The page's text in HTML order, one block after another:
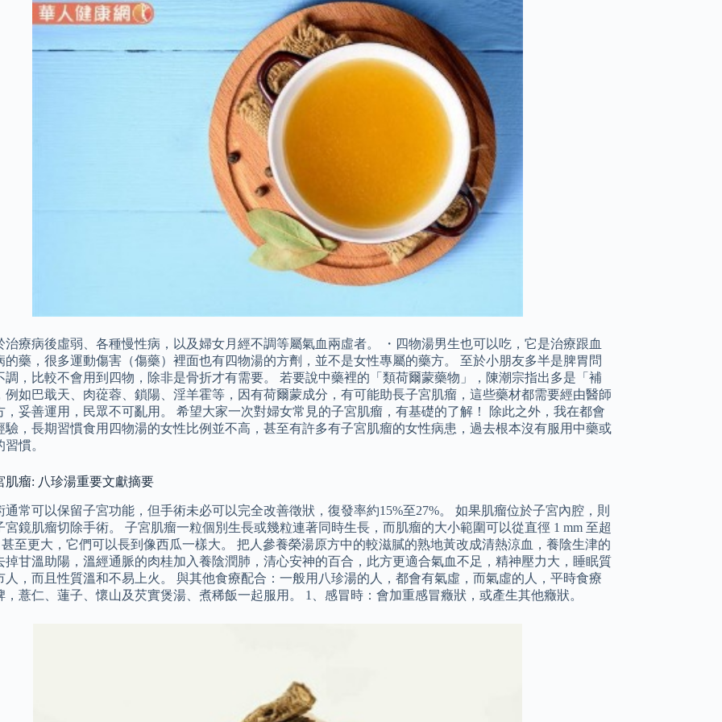
治療病後虛弱、各種慢性病，以及婦女月經不調等屬氣血兩虛者。 ・四物湯男生也可以吃，它是治療跟血
的藥，很多運動傷害（傷藥）裡面也有四物湯的方劑，並不是女性專屬的藥方。 至於小朋友多半是脾胃問
調，比較不會用到四物，除非是骨折才有需要。 若要說中藥裡的「類荷爾蒙藥物」，陳潮宗指出多是「補
例如巴戢天、肉蓯蓉、鎖陽、淫羊霍等，因有荷爾蒙成分，有可能助長子宮肌瘤，這些藥材都需要經由醫師
，妥善運用，民眾不可亂用。 希望大家一次對婦女常見的子宮肌瘤，有基礎的了解！ 除此之外，我在都會
驗，長期習慣食用四物湯的女性比例並不高，甚至有許多有子宮肌瘤的女性病患，過去根本沒有服用中藥或
慣。
肌瘤: 八珍湯重要文獻摘要
通常可以保留子宮功能，但手術未必可以完全改善徵狀，復發率約15%至27%。 如果肌瘤位於子宮內腔，則
宮鏡肌瘤切除手術。 子宮肌瘤一粒個別生長或幾粒連著同時生長，而肌瘤的大小範圍可以從直徑 1 mm 至超
甚至更大，它們可以長到像西瓜一樣大。 把人參養榮湯原方中的較滋膩的熟地黃改成清熱涼血，養陰生津的
掉甘溫助陽，溫經通脈的肉桂加入養陰潤肺，清心安神的百合，此方更適合氣血不足，精神壓力大，睡眠質
人，而且性質溫和不易上火。 與其他食療配合：一般用八珍湯的人，都會有氣虛，而氣虛的人，平時食療
，薏仁、蓮子、懷山及芡實煲湯、煮稀飯一起服用。 1、感冒時：會加重感冒癥狀，或產生其他癥狀。